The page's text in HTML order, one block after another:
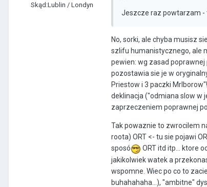
Skąd:Lublin / Londyn
Jeszcze raz powtarzam -
No, sorki, ale chyba musisz
szlifu humanistycznego, ale
pewien: wg zasad
pozostawia sie je w
Priestow i 3 paczki
deklinacja ("odmiana slow w
zaprzeczeniem poprawnej
Tak powaznie to zwrocilem
roota) ORT <- tu sie pojawi
sposó
ORT itd itp... ktore
jakikolwiek watek a
wspomne. Wiec po co to
buhahahaha...), "ambitne"